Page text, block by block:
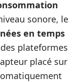
sonore, le
en temps
plateformes
placé sur